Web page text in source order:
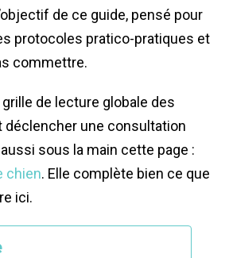
de ce guide, pensé pour
protocoles pratico-pratiques et
commettre.
de lecture globale des
déclencher une consultation
sous la main cette page :
chien. Elle complète bien ce que
ici.